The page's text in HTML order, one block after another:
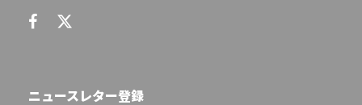
ニュースレター登録